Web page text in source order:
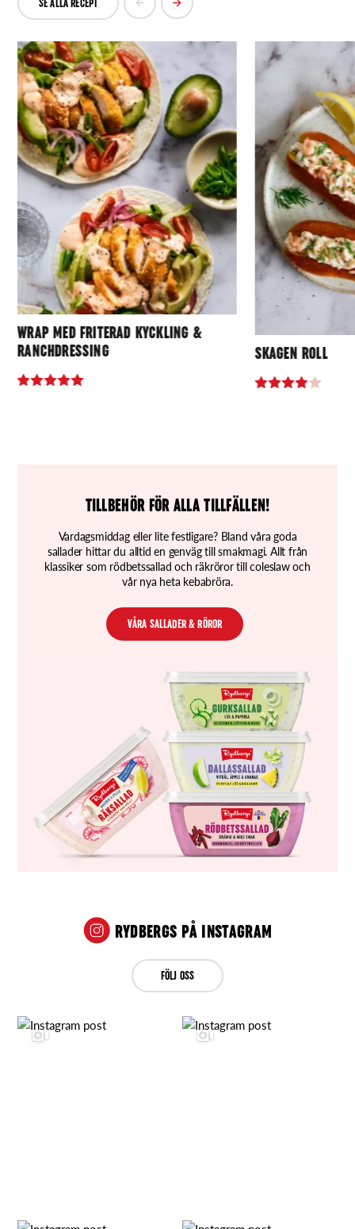
SE ALLA RECEPT
WRAP MED FRITERAD KYCKLING &
RANCHDRESSING
SKAGEN ROLL
TILLBEHÖR FÖR ALLA TILLFÄLLEN!
Vardagsmiddag eller lite festligare? Bland våra goda
sallader hittar du alltid en genväg till smakmagi. Allt från
klassiker som rödbetssallad och räkröror till coleslaw och
vår nya heta kebabröra.
VÅRA SALLADER & RÖROR
RYDBERGS PÅ INSTAGRAM
FÖLJ OSS